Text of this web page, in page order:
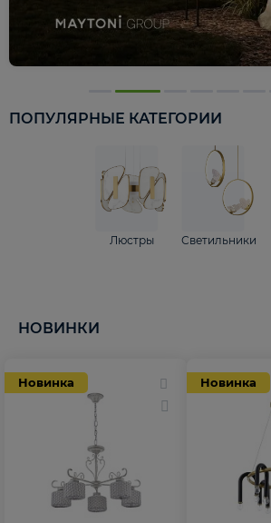
ПОПУЛЯРНЫЕ КАТЕГОРИИ
Люстры Светильники
НОВИНКИ
Новинка Новинка